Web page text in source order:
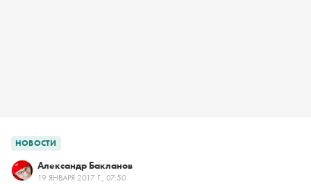
НОВОСТИ
Александр Бакланов
19 ЯНВАРЯ 2017 Г., 07:50